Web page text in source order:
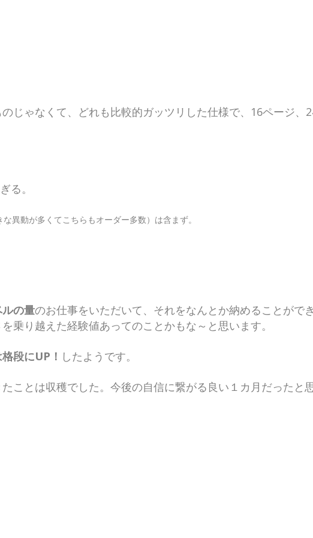
じゃなくて、どれも比較的ガッツリした仕様で、16ページ、
る。
異動が多くてこちらもオーダー多数）は含まず。
の量のお仕事をいただいて、それをなんとか納めることがで
乗り越えた経験値あってのことかもな～と思います。
段にUP！ したようです。
ことは収穫でした。今後の自信に繋がる良い１カ月だったと